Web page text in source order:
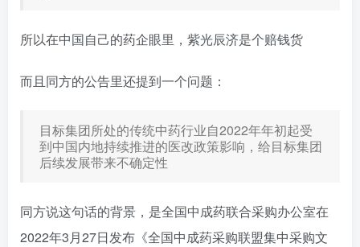
所以在中国自己的药企眼里，紫光辰济是个赔钱货
而且同方的公告里还提到一个问题：
目标集团所处的传统中药行业自2022年年初起受
到中国内地持续推进的医改政策影响，给目标集团
后续发展带来不确定性
同方说这句话的背景，是全国中成药联合采购办公室在
2022年3月27日发布《全国中成药采购联盟集中采购文